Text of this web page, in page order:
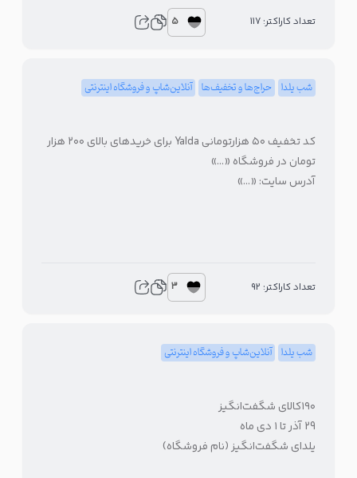
تعداد کاراکتر: 117 5
شب یلدا حراج‌ها و تخفیف‌ها آنلاین‌شاپ و فروشگاه اینترنتی
کد تخفیف ۵۰ هزارتومانی Yalda برای خریدهای بالای ۲۰۰ هزار
تومان در فروشگاه «…»
آدرس سایت: «…»
تعداد کاراکتر: 92 3
شب یلدا آنلاین‌شاپ و فروشگاه اینترنتی
۱۹۰کالای شگفت‌انگیز
29 آذر تا ۱ دی ماه
یلدای شگفت‌انگیز (نام فروشگاه)